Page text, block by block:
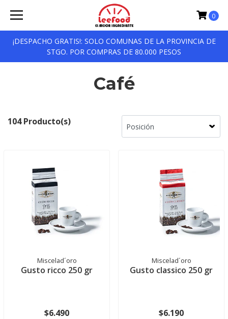
¡DESPACHO GRATIS!: SOLO COMUNAS DE LA PROVINCIA DE
STGO. POR COMPRAS DE 80.000 PESOS
0
Café
104 Producto(s)
Miscelad´oro
Gusto ricco 250 gr
$6.490
Miscelad´oro
Gusto classico 250 gr
$6.190